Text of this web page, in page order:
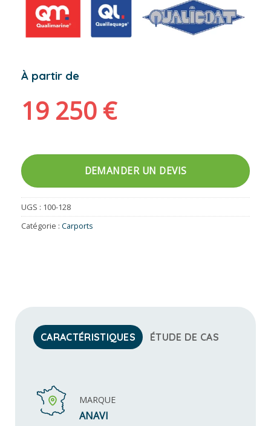
À partir de
19 250 €
DEMANDER UN DEVIS
UGS : 100-128
Catégorie : Carports
CARACTÉRISTIQUES ÉTUDE DE CAS
MARQUE
ANAVI